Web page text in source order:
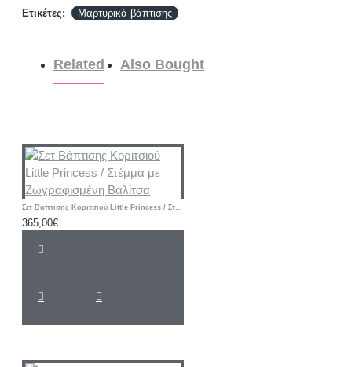
Ετικέτες: Μαρτυρικά βάπτισης
Related Also Bought
Σετ Βάπτισης Κοριτσιού Little Princess / Στέμμα με Ζωγραφισμένη Βαλίτσα
365,00€